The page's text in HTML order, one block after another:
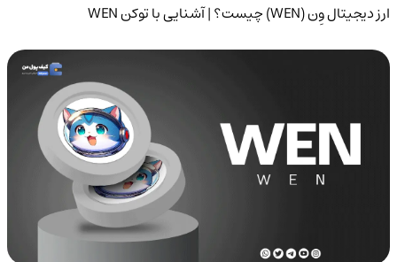
ارز دیجیتال وِن (WEN) چیست؟ | آشنایی با توکن WEN